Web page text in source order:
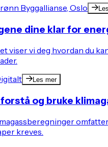
Byggallianse, Oslo
dine klar for
viser vi deg hvordan du
Les mer
og bruke
kreves.